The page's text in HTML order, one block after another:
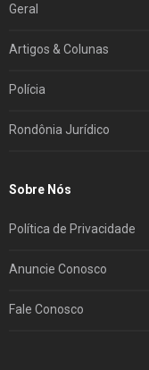
Geral
Artigos & Colunas
Polícia
Rondônia Jurídico
Sobre Nós
Política de Privacidade
Anuncie Conosco
Fale Conosco